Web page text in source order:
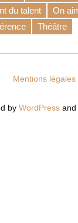
du talent
On
Théâtre
Mentions légales
by WordPressand